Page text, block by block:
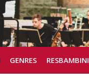
GENRES RESBAMBINI